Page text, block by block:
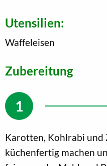
Utensilien:
Waffeleisen
Zubereitung
Karotten, Kohlrabi und
küchenfertig machen